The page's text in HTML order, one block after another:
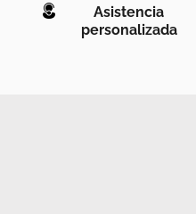
Asistencia
personalizada